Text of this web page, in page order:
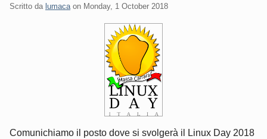
Scritto da lumaca on Monday, 1 October 2018
Comunichiamo il posto dove si svolgerà il Linux Day 2018